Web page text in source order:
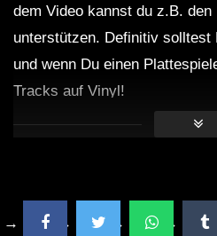
dem Video kannst du z.B. den
unterstützen. Definitiv solltest
und wenn Du einen
Tracks auf Vinyl!